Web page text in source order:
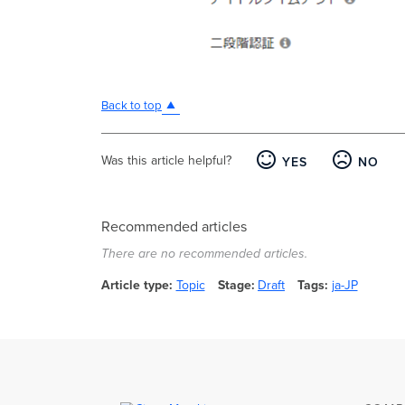
Back to top
Was this article helpful? YES NO
Recommended articles
There are no recommended articles.
Article type Topic Stage Draft Tags ja-JP